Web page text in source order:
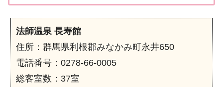
法師温泉 長寿館
住所：群馬県利根郡みなかみ町永井650
電話番号：0278-66-0005
総客室数：37室